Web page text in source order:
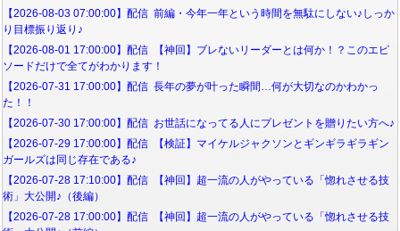
【2026-08-03 07:00:00】配信 前編・今年一年という時間を無駄にしない♪しっか
り目標振り返り♪
【2026-08-01 17:00:00】配信 【神回】ブレないリーダーとは何か！？このエピ
ソードだけで全てがわかります！
【2026-07-31 17:00:00】配信 長年の夢が叶った瞬間…何が大切なのかわかっ
た！！
【2026-07-30 17:00:00】配信 お世話になってる人にプレゼントを贈りたい方へ♪
【2026-07-29 17:00:00】配信 【検証】マイケルジャクソンとギンギラギラギン
ガールズは同じ存在である♪
【2026-07-28 17:10:00】配信 【神回】超一流の人がやっている「惚れさせる技
術」大公開♪（後編）
【2026-07-28 17:00:00】配信 【神回】超一流の人がやっている「惚れさせる技